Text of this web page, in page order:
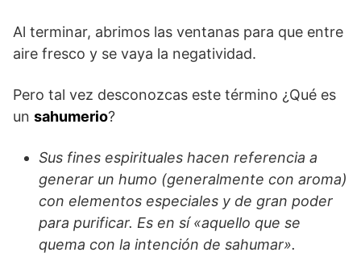
Al terminar, abrimos las ventanas para que entre
aire fresco y se vaya la negatividad.
Pero tal vez desconozcas este término ¿Qué es
un sahumerio?
Sus fines espirituales hacen referencia a
generar un humo (generalmente con aroma)
con elementos especiales y de gran poder
para purificar. Es en sí «aquello que se
quema con la intención de sahumar».